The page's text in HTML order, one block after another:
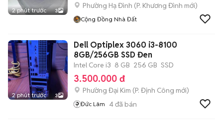
2 phút trước 3
Phường Hạ Đình (P. Khương Đình mới)
Cộng Đồng Nhà Đất
2 phút trước 3
Dell Optiplex 3060 i3-8100
8GB/256GB SSD Đen
Intel Core i3 8 GB 256 GB SSD
3.500.000 đ
Phường Đại Kim (P. Định Công mới)
Đức Lâm 4đã bán